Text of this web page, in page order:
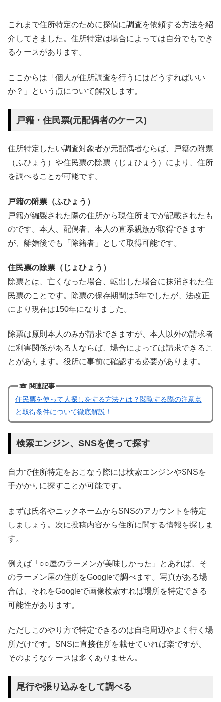
これまで住所特定のために探偵に調査を依頼する方法を紹
介してきました。住所特定は場合によっては自分でもでき
るケースがあります。
ここからは「個人が住所調査を行うにはどうすればいい
か？」という点について解説します。
戸籍・住民票(元配偶者のケース)
住所特定したい調査対象者が元配偶者ならば、戸籍の附票
（ふひょう）や住民票の除票（じょひょう）により、住所
を調べることが可能です。
戸籍の附票（ふひょう）
戸籍が編製された際の住所から現住所までが記載されたも
のです。本人、配偶者、本人の直系親族が取得できます
が、離婚後でも「除籍者」として取得可能です。
住民票の除票（じょひょう）
除票とは、亡くなった場合、転出した場合に抹消された住
民票のことです。除票の保存期間は5年でしたが、法改正
により現在は150年になりました。
除票は原則本人のみが請求できますが、本人以外の請求者
に利害関係がある人ならば、場合によっては請求できるこ
とがあります。役所に事前に確認する必要があります。
関連記事
住民票を使って人探しをする方法とは？閲覧する際の注意点
と取得条件について徹底解説！
検索エンジン、SNSを使って探す
自力で住所特定をおこなう際には検索エンジンやSNSを
手がかりに探すことが可能です。
まずは氏名やニックネームからSNSのアカウントを特定
しましょう。次に投稿内容から住所に関する情報を探しま
す。
例えば「○○屋のラーメンが美味しかった」とあれば、そ
のラーメン屋の住所をGoogleで調べます。写真がある場
合は、それをGoogleで画像検索すれば場所を特定できる
可能性があります。
ただしこのやり方で特定できるのは自宅周辺やよく行く場
所だけです。SNSに直接住所を載せていれば楽ですが、
そのようなケースは多くありません。
尾行や張り込みをして調べる